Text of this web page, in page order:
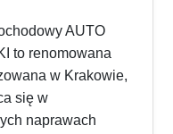
AUTO
to renomowana
w Krakowie,
się w
naprawach